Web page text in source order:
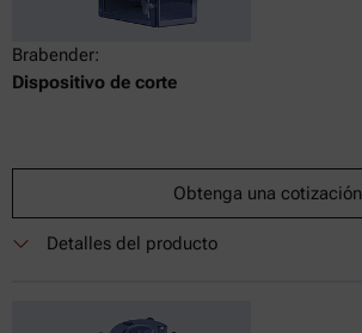
Brabender:
Dispositivo de corte
Obtenga una cotización
Detalles del producto